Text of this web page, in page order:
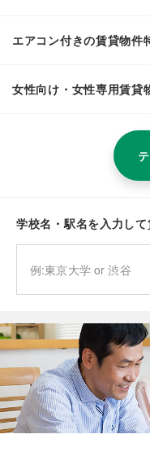
エアコン付きの賃貸物件
女性向け・女性専用賃貸
学校名・駅名を入力し